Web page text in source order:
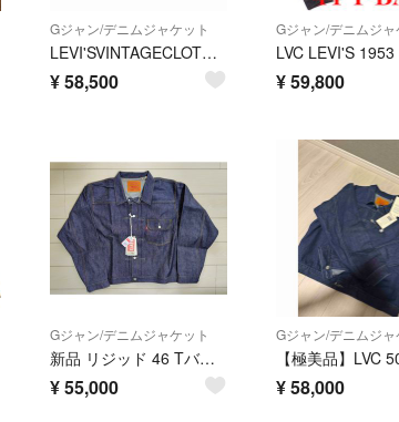
Gジャン/デニムジャケット
LEVI'SVINTAGECLOTHING506XX TYPE I SIZE42
¥58,500
Gジャン/デニムジャ
¥59,800
Gジャン/デニムジャケット
新品 リジッド 46 Tバック XXL LVC 506XX 1936 リーバイス
¥55,000
Gジャン/デニムジャ
¥58,000